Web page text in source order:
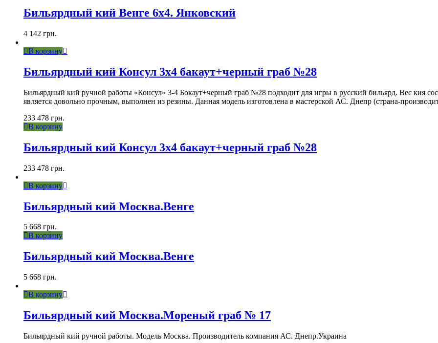
Бильярдный кий Венге 6х4. Янковский
4 142 грн.
В корзину
Бильярдный кий Консул 3х4 бакаут+черный граб №28
Бильярдный кий ручной работы «Консул» 3-4 Бокаут+черный граб №28 подходит для игры в русский бильярд. Вес кия
является довольно прочным, выполнен из резины. Данная модель изготовлена в мастерской АС. Днепр (страна-
233 478 грн.
В корзину
Бильярдный кий Консул 3х4 бакаут+черный граб №28
233 478 грн.
В корзину
Бильярдный кий Москва.Венге
5 668 грн.
В корзину
Бильярдный кий Москва.Венге
5 668 грн.
В корзину
Бильярдный кий Москва.Мореный граб № 17
Бильярдный кий ручной работы. Модель Москва. Производитель компания АС. Днепр.Украина